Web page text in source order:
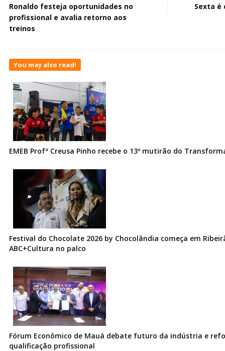
Ronaldo festeja oportunidades no
profissional e avalia retorno aos
treinos
Sexta é
You may also read!
EMEB Profª Creusa Pinho recebe o 13º mutirão do
Festival do Chocolate 2026 by Chocolândia começa em
ABC+Cultura no palco
Fórum Econômico de Mauá debate futuro da indústria e
qualificação profissional